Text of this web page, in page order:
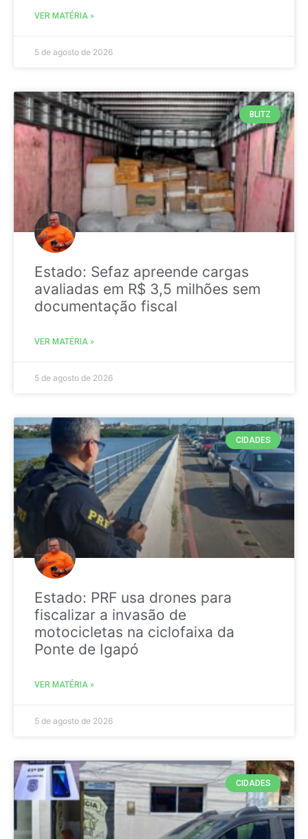
VER MATÉRIA »
5 de agosto de 2026
BLITZ
Estado: Sefaz apreende cargas
avaliadas em R$ 3,5 milhões sem
documentação fiscal
VER MATÉRIA »
5 de agosto de 2026
CIDADES
Estado: PRF usa drones para
fiscalizar a invasão de
motocicletas na ciclofaixa da
Ponte de Igapó
VER MATÉRIA »
5 de agosto de 2026
CIDADES